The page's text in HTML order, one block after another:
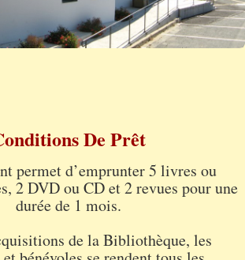
De Prêt
permet d’emprunter 5 livres ou
2 DVD ou CD et 2 revues pour une
durée de 1 mois.
de la Bibliothèque, les